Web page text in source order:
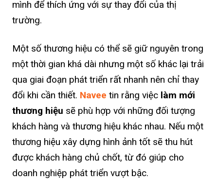
mình để thích ứng với sự thay đổi của thị
trường.
Một số thương hiệu có thể sẽ giữ nguyên trong
một thời gian khá dài nhưng một số khác lại trải
qua giai đoạn phát triển rất nhanh nên chỉ thay
đổi khi cần thiết. Navee tin rằng việc làm mới
thương hiệu sẽ phù hợp với những đối tượng
khách hàng và thương hiệu khác nhau. Nếu một
thương hiệu xây dựng hình ảnh tốt sẽ thu hút
được khách hàng chủ chốt, từ đó giúp cho
doanh nghiệp phát triển vượt bậc.